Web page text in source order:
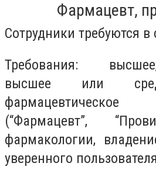
Фармацевт,
Сотрудники требуются в
Требования:
высшее или
(“Фармацевт”,
фармакологии,
уверенного